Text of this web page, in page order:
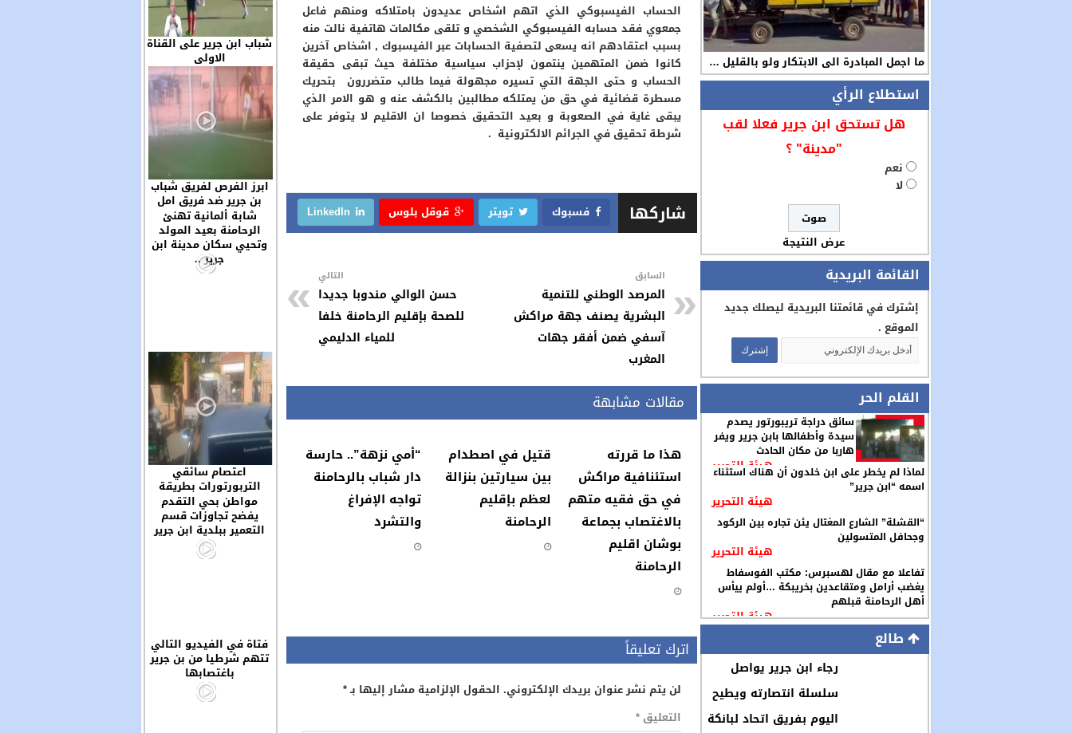
شباب ابن جرير على القناة
الاولى
ابرز الفرص لفريق شباب
بن جرير ضد فريق امل
سوق السبت والحظ لعب
دورا مهما في خروج
الفريقين بنتيجة التعادل
السلبي
شابة ألمانية تهنئ
الرحامنة بعيد المولد
وتحيي سكان مدينة ابن
جرير ..
اعتصام سائقي
التربورتورات بطريقة
غريبة ببلدية بن جرير
مواطن بحي التقدم
يفضح تجاوزات قسم
التعمير ببلدية ابن جرير
فتاة في الفيديو التالي
تتهم شرطيا من بن جرير
باغتصابها
ما اجمل المبادرة الى الابتكار ولو بالقليل …
استطلاع الرأي
هل تستحق ابن جرير فعلا لقب
"مدينة" ؟
نعم
لا
عرض النتيجة
القائمة البريدية
إشترك في قائمتنا البريدية ليصلك جديد
الموقع .
القلم الحر
سائق دراجة تريبورتور يصدم
سيدة وأطفالها بابن جرير ويفر
هاربا من مكان الحادث
هيئة التحرير
لماذا لم يخطر على ابن خلدون أن هناك استثناء
اسمه “ابن جرير”
هيئة التحرير
“القشلة” الشارع المغتال يئن تجاره بين الركود
وجحافل المتسولين
هيئة التحرير
تفاعلا مع مقال لهسبرس: مكتب الفوسفاط
يغضب أرامل ومتقاعدين بخريبكة …أولم ييأس
أهل الرحامنة قبلهم
هيئة التحرير
طالع
رجاء ابن جرير يواصل
سلسلة انتصارته ويطيح
اليوم بفريق اتحاد لبانكة
الحساب الفيسبوكي الذي اتهم اشخاص عديدون بامتلاكه ومنهم فاعل
جمعوي فقد حسابه الفيسبوكي الشخصي و تلقى مكالمات هاتفية نالت منه
بسبب اعتقادهم انه يسعى لتصفية الحسابات عبر الفيسبوك , اشخاص آخرين
كانوا ضمن المتهمين ينتمون لإحزاب سياسية مختلفة حيث تبقى حقيقة
الحساب و حتى الجهة التي تسيره مجهولة فيما طالب متضررون بتحريك
مسطرة قضائية في حق من يمتلكه مطالبين بالكشف عنه و هو الامر الذي
يبقى غاية في الصعوبة و بعيد التحقيق خصوصا ان الاقليم لا يتوفر على
شرطة تحقيق في الجرائم الالكترونية .
شاركها فسبوك تويتر قوقل بلوس LinkedIn
السابق
المرصد الوطني للتنمية
البشرية يصنف جهة مراكش
آسفي ضمن أفقر جهات
المغرب
التالي
حسن الوالي مندوبا جديدا
للصحة بإقليم الرحامنة خلفا
للمياء الدليمي
مقالات مشابهة
هذا ما قررته
استئنافية مراكش
في حق فقيه متهم
بالاغتصاب بجماعة
بوشان اقليم
الرحامنة
قتيل في اصطدام
بين سيارتين بنزالة
لعظم بإقليم
الرحامنة
“أمي نزهة”.. حارسة
دار شباب بالرحامنة
تواجه الإفراغ
والتشرد
اترك تعليقاً
لن يتم نشر عنوان بريدك الإلكتروني. الحقول الإلزامية مشار إليها بـ*
التعليق*